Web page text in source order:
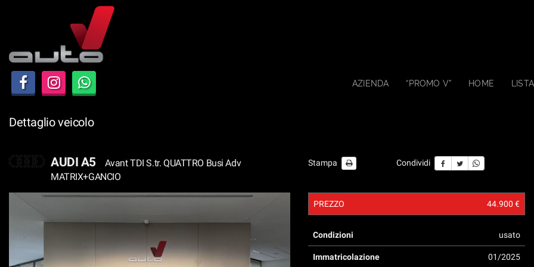
AZIENDA “PROMO V” HOME
Dettaglio veicolo
AUDI A5
Avant TDI S.tr. QUATTRO Busi Adv
MATRIX+GANCIO
Stampa Condividi
PREZZO 44.900 €
Condizioni usato
Immatricolazione 01/2025
di
Il
pannello
ti
esprimere
preferenze
consenso